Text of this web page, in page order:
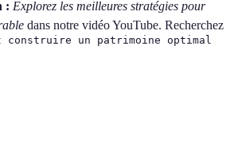
: Explorez les meilleures stratégies pour
dans notre vidéo YouTube. Recherchez
construire un patrimoine optimal